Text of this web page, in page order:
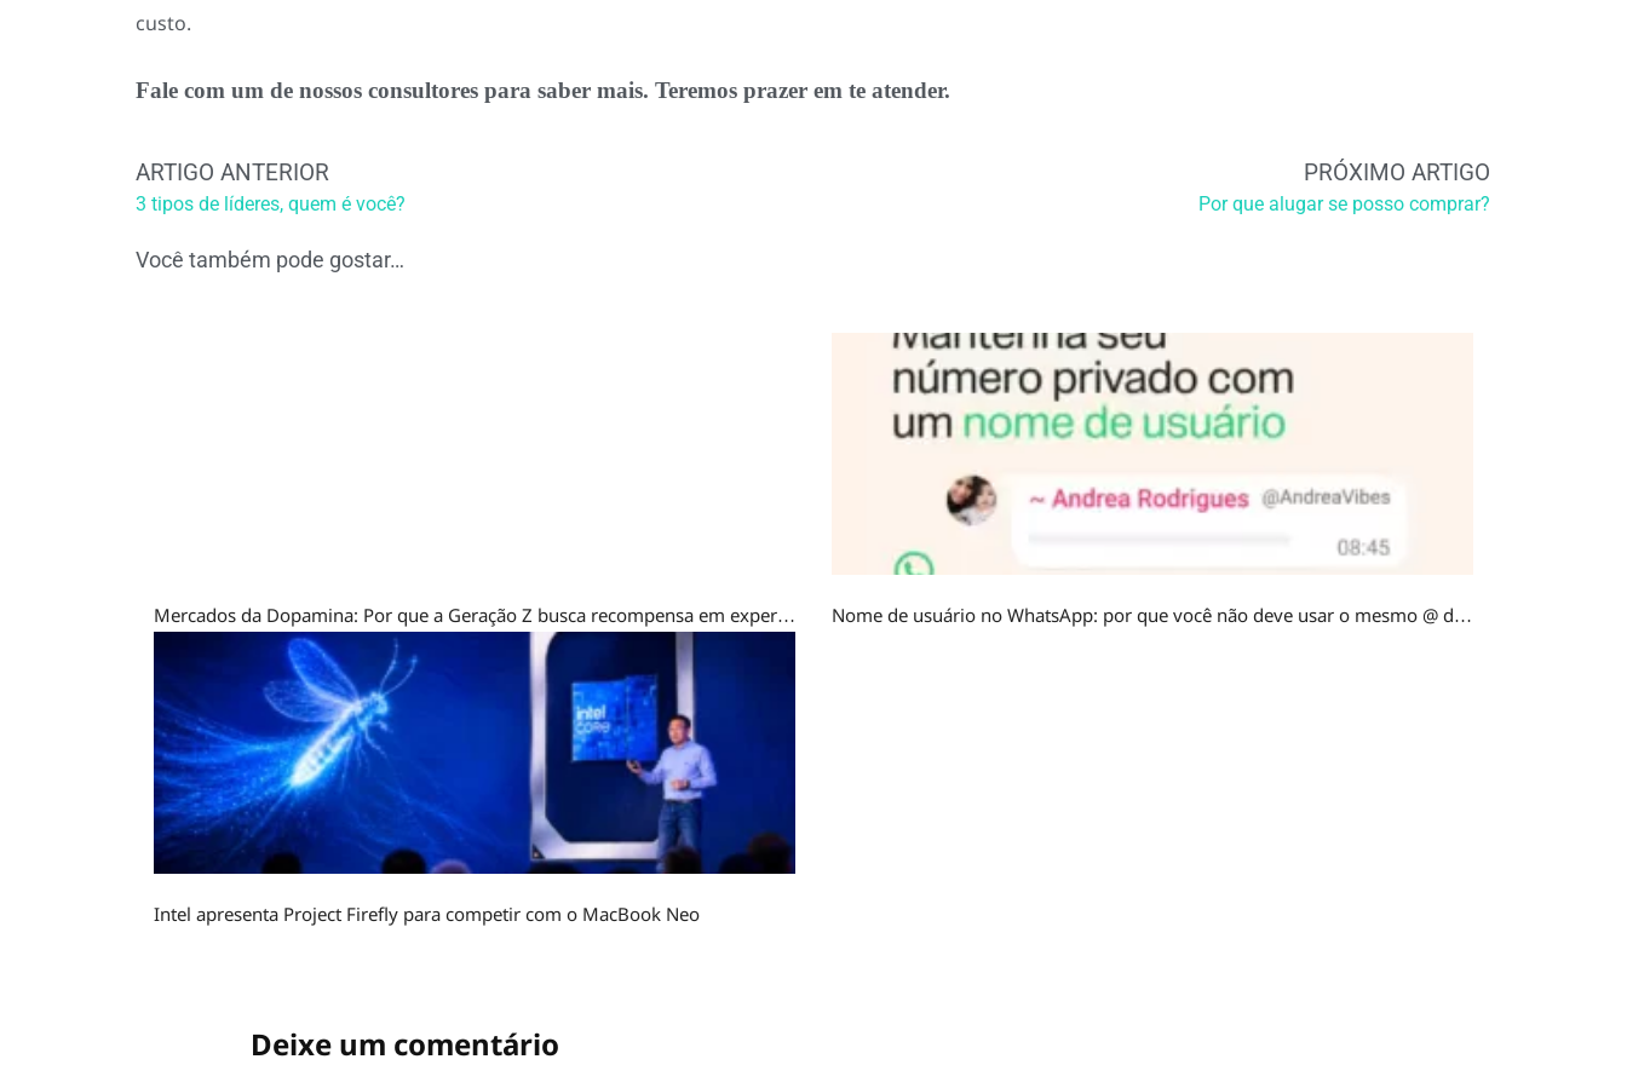
custo.
Fale com um de nossos consultores para saber mais. Teremos prazer em te atender.
ARTIGO ANTERIOR
3 tipos de líderes, quem é você?
PRÓXIMO ARTIGO
Por que alugar se posso comprar?
Você também pode gostar…
Mercados da Dopamina: Por que a Geração Z busca recompensa em experiências fictícias? Nome de usuário no WhatsApp: por que você não deve usar o mesmo @ do Instagram
Intel apresenta Project Firefly para competir com o MacBook Neo
Deixe um comentário